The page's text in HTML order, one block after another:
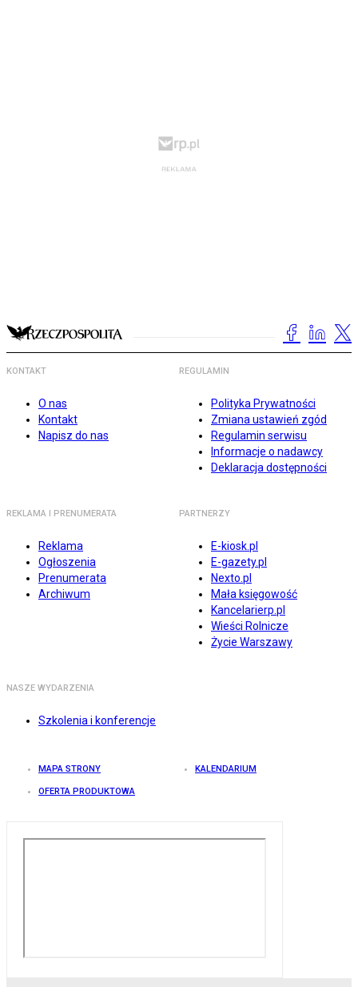
KONTAKT
O nas
Kontakt
Napisz do nas
REGULAMIN
Polityka Prywatności
Zmiana ustawień zgód
Regulamin serwisu
Informacje o nadawcy
Deklaracja dostępności
REKLAMA I PRENUMERATA
Reklama
Ogłoszenia
Prenumerata
Archiwum
PARTNERZY
E-kiosk.pl
E-gazety.pl
Nexto.pl
Mała księgowość
Kancelarierp.pl
Wieści Rolnicze
Życie Warszawy
NASZE WYDARZENIA
Szkolenia i konferencje
MAPA STRONY KALENDARIUM
OFERTA PRODUKTOWA